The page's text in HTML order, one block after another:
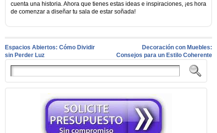
cuenta una historia. Ahora que tienes estas ideas e inspiraciones, ¡es hora
de comenzar a diseñar tu sala de estar soñada!
Espacios Abiertos: Cómo Dividir
sin Perder Luz
Decoración con Muebles:
Consejos para un Estilo Coherente